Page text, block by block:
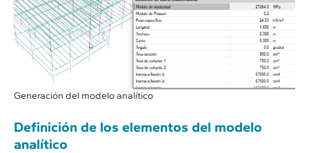
Generación del modelo analítico
Definición de los elementos del modelo
analítico